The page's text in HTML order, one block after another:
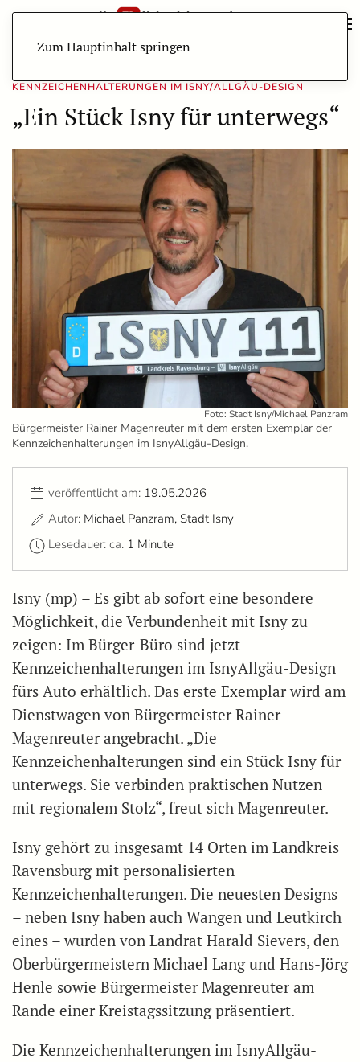
Zum Hauptinhalt springen
KENNZEICHENHALTERUNGEN IM ISNY/ALLGÄU-DESIGN
„Ein Stück Isny für unterwegs“
Foto: Stadt Isny/Michael Panzram
Bürgermeister Rainer Magenreuter mit dem ersten Exemplar der
Kennzeichenhalterungen im IsnyAllgäu-Design.
veröffentlicht am: 19.05.2026
Autor: Michael Panzram, Stadt Isny
Lesedauer: ca. 1 Minute
Isny (mp) – Es gibt ab sofort eine besondere
Möglichkeit, die Verbundenheit mit Isny zu
zeigen: Im Bürger-Büro sind jetzt
Kennzeichenhalterungen im IsnyAllgäu-Design
fürs Auto erhältlich. Das erste Exemplar wird am
Dienstwagen von Bürgermeister Rainer
Magenreuter angebracht. „Die
Kennzeichenhalterungen sind ein Stück Isny für
unterwegs. Sie verbinden praktischen Nutzen
mit regionalem Stolz“, freut sich Magenreuter.
Isny gehört zu insgesamt 14 Orten im Landkreis
Ravensburg mit personalisierten
Kennzeichenhalterungen. Die neuesten Designs
– neben Isny haben auch Wangen und Leutkirch
eines – wurden von Landrat Harald Sievers, den
Oberbürgermeistern Michael Lang und Hans-Jörg
Henle sowie Bürgermeister Magenreuter am
Rande einer Kreistagssitzung präsentiert.
Die Kennzeichenhalterungen im IsnyAllgäu-